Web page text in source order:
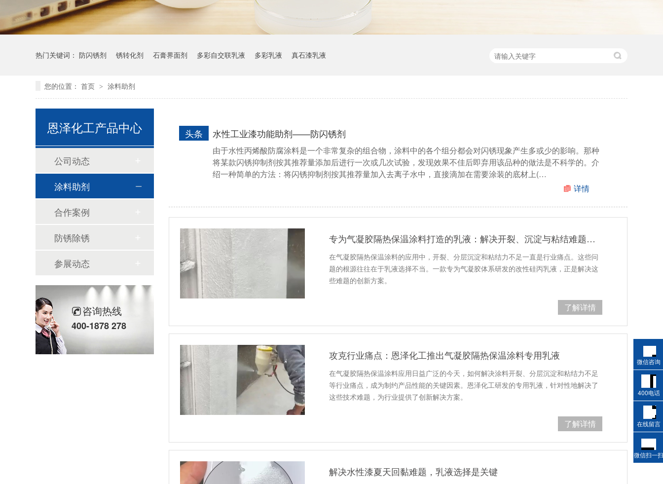
热门关键词： 防闪锈剂 锈转化剂 石膏界面剂 多彩自交联乳液 多彩乳液 真石漆乳液
您的位置： 首页 > 涂料助剂
水性工业漆功能助剂——防闪锈剂
头条
由于水性丙烯酸防腐涂料是一个非常复杂的组合物，涂料中的各个组分都会对闪锈现象产生多或少的影响。那种
将某款闪锈抑制剂按其推荐量添加后进行一次或几次试验，发现效果不佳后即弃用该品种的做法是不科学的。介
绍一种简单的方法：将闪锈抑制剂按其推荐量加入去离子水中，直接滴加在需要涂装的底材上(…
详情
专为气凝胶隔热保温涂料打造的乳液：解决开裂、沉淀与粘结难题的终极方案
在气凝胶隔热保温涂料的应用中，开裂、分层沉淀和粘结力不足一直是行业痛点。这些问
题的根源往往在于乳液选择不当。一款专为气凝胶体系研发的改性硅丙乳液，正是解决这
些难题的创新方案。
了解详情
攻克行业痛点：恩泽化工推出气凝胶隔热保温涂料专用乳液
在气凝胶隔热保温涂料应用日益广泛的今天，如何解决涂料开裂、分层沉淀和粘结力不足
等行业痛点，成为制约产品性能的关键因素。恩泽化工研发的专用乳液，针对性地解决了
这些技术难题，为行业提供了创新解决方案。
了解详情
解决水性漆夏天回黏难题，乳液选择是关键
恩泽化工产品中心
公司动态
涂料助剂
合作案例
防锈除锈
参展动态
咨询热线
400-1878 278
微信咨询
400电话
在线留言
微信扫一扫